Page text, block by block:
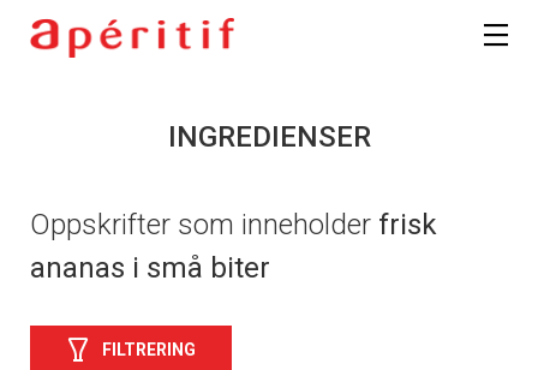
INGREDIENSER
Oppskrifter som inneholder frisk
ananas i små biter
FILTRERING